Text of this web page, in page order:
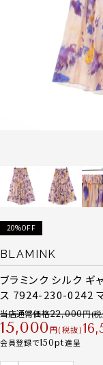
20%OFF
BLAMINK
ブラミンク シルク ギ
ス 7924-230-0242
当店通常価格22,000
15,000 税抜
会員登録で150 進呈